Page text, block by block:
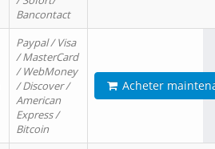
Bancontact
Paypal / Visa
/ MasterCard
/ WebMoney
/ Discover /
American
Express /
Bitcoin
Acheter